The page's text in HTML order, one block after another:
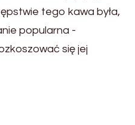
tego kawa była,
popularna -
się jej